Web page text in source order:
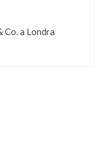
Co. a Londra